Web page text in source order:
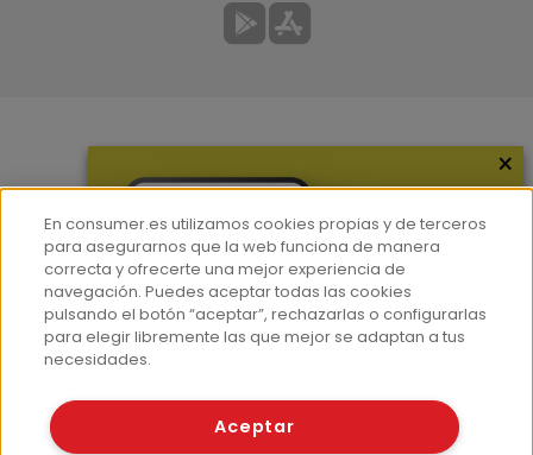
Hemeroteca
Contacto
Prensa
Corpus Lingüístico Consumer
© Fundación EROSKI
×
En consumer.es utilizamos cookies propias y de terceros
para asegurarnos que la web funciona de manera
correcta y ofrecerte una mejor experiencia de
navegación. Puedes aceptar todas las cookies
pulsando el botón “aceptar”, rechazarlas o configurarlas
para elegir libremente las que mejor se adaptan a tus
necesidades.
Aceptar